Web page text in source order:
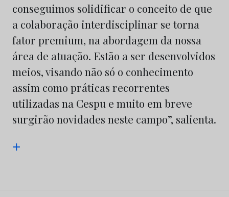
conseguimos solidificar o conceito de que
a colaboração interdisciplinar se torna
fator premium, na abordagem da nossa
área de atuação. Estão a ser desenvolvidos
meios, visando não só o conhecimento
assim como práticas recorrentes
utilizadas na Cespu e muito em breve
surgirão novidades neste campo”, salienta.
+